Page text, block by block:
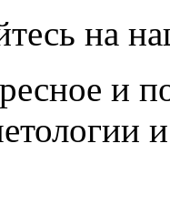
на
и